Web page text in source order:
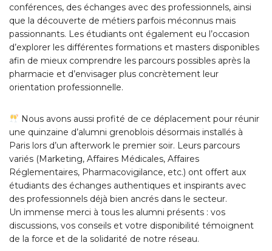
conférences, des échanges avec des professionnels, ainsi
que la découverte de métiers parfois méconnus mais
passionnants. Les étudiants ont également eu l’occasion
d’explorer les différentes formations et masters disponibles
afin de mieux comprendre les parcours possibles après la
pharmacie et d’envisager plus concrètement leur
orientation professionnelle.
Nous avons aussi profité de ce déplacement pour réunir
une quinzaine d’alumni grenoblois désormais installés à
Paris lors d’un afterwork le premier soir. Leurs parcours
variés (Marketing, Affaires Médicales, Affaires
Réglementaires, Pharmacovigilance, etc.) ont offert aux
étudiants des échanges authentiques et inspirants avec
des professionnels déjà bien ancrés dans le secteur.
Un immense merci à tous les alumni présents : vos
discussions, vos conseils et votre disponibilité témoignent
de la force et de la solidarité de notre réseau.